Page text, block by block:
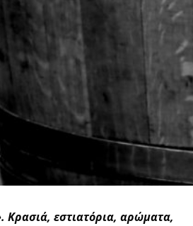
Κρασιά, εστιατόρια, αρώματα,